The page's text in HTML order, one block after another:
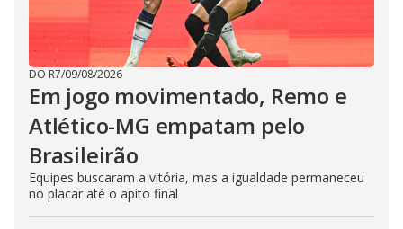
DO R7/09/08/2026
Em jogo movimentado, Remo e
Atlético-MG empatam pelo
Brasileirão
Equipes buscaram a vitória, mas a igualdade permaneceu
no placar até o apito final